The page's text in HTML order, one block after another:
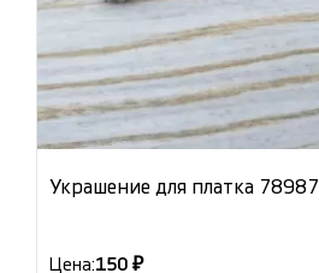
Украшение для платка 78987
Цена:150 ₽